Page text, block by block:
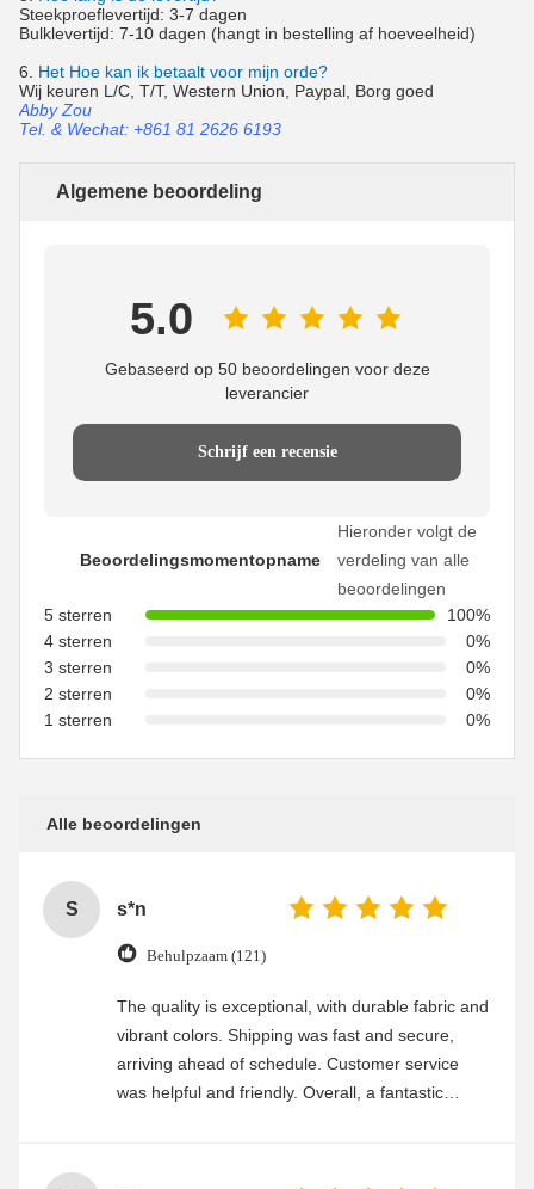
Steekproeflevertijd: 3-7 dagen
Bulklevertijd: 7-10 dagen (hangt in bestelling af hoeveelheid)
6. Het Hoe kan ik betaalt voor mijn orde?
Wij keuren L/C, T/T, Western Union, Paypal, Borg goed
Abby Zou
Tel. & Wechat: +861 81 2626 6193
Algemene beoordeling
5.0
Gebaseerd op 50 beoordelingen voor deze
leverancier
Schrijf een recensie
Beoordelingsmomentopname
Hieronder volgt de
verdeling van alle
beoordelingen
5 sterren
100%
4 sterren
0%
3 sterren
0%
2 sterren
0%
1 sterren
0%
Alle beoordelingen
S s*n
Behulpzaam (121)
The quality is exceptional, with durable fabric and
vibrant colors. Shipping was fast and secure,
arriving ahead of schedule. Customer service
was helpful and friendly. Overall, a fantastic